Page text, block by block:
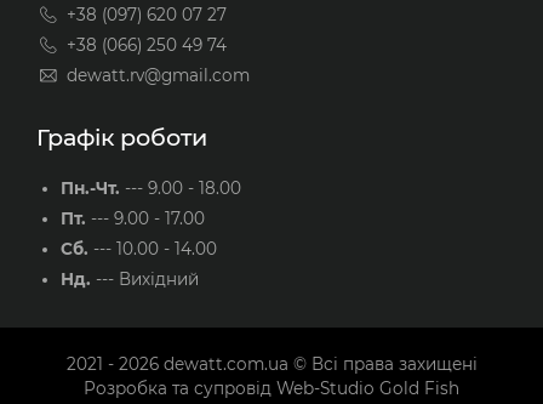
+38 (097) 620 07 27
+38 (066) 250 49 74
dewatt.rv@gmail.com
Графік роботи
Пн.-Чт. --- 9.00 - 18.00
Пт. --- 9.00 - 17.00
Сб. --- 10.00 - 14.00
Нд. --- Вихідний
2021 - 2026 dewatt.com.ua © Всі права захищені
Розробка та супровід Web-Studio Gold Fish